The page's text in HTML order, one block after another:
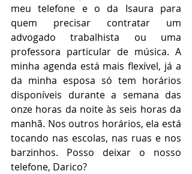
meu telefone e o da Isaura para
quem precisar contratar um
advogado trabalhista ou uma
professora particular de música. A
minha agenda está mais flexível, já a
da minha esposa só tem horários
disponíveis durante a semana das
onze horas da noite às seis horas da
manhã. Nos outros horários, ela está
tocando nas escolas, nas ruas e nos
barzinhos. Posso deixar o nosso
telefone, Darico?